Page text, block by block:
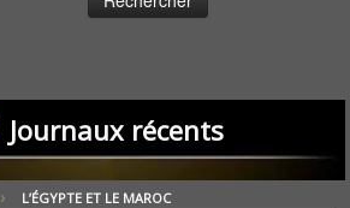
Journaux récents
L’ÉGYPTE ET LE MAROC